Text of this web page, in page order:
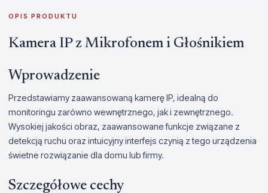
OPIS PRODUKTU
Kamera IP z Mikrofonem i Głośnikiem
Wprowadzenie
Przedstawiamy zaawansowaną kamerę IP, idealną do
monitoringu zarówno wewnętrznego, jak i zewnętrznego.
Wysokiej jakości obraz, zaawansowane funkcje związane z
detekcją ruchu oraz intuicyjny interfejs czynią z tego urządzenia
świetne rozwiązanie dla domu lub firmy.
Szczegółowe cechy